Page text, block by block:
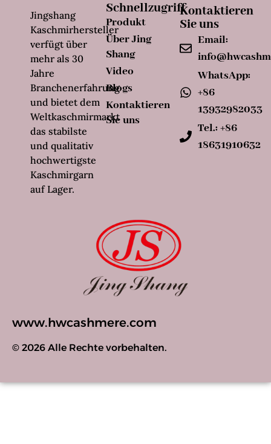
www.hwcashmere.com
© 2026 Alle Rechte vorbehalten.
Schnellzugriff
Produkt
Über Jing
Shang
Video
Blogs
Kontaktieren
Sie uns
Kontaktieren
Sie uns
Email:
WhatsApp:
+86
13932982033
Tel.: +86
18631910632
Jingshang
Kaschmirhersteller
verfügt über
mehr als 30
Jahre
Branchenerfahrung
und bietet dem
Weltkaschmirmarkt
das stabilste
und qualitativ
hochwertigste
Kaschmirgarn
auf Lager.